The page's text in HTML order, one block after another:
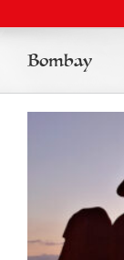
Bombay